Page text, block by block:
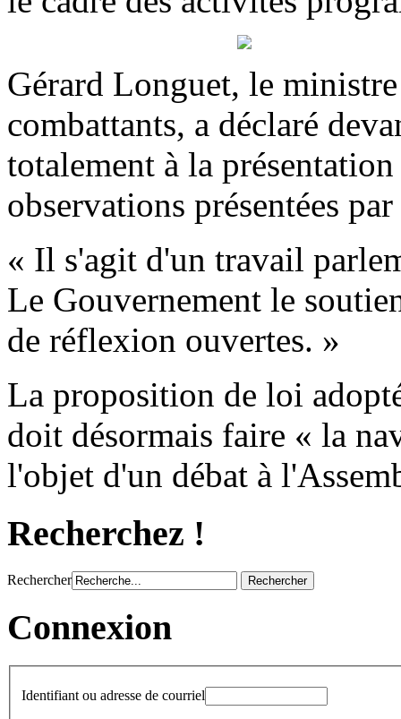
Gérard Longuet, le
combattants, a déclaré
totalement à la
observations présentées
« Il s'agit d'un travail
Le Gouvernement le
de réflexion ouvertes. »
La proposition de loi
doit désormais faire « la
l'objet d'un débat à
Recherchez !
Rechercher
Connexion
Identifiant ou adresse de courriel